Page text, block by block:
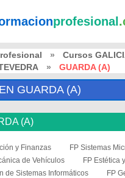
profesional
» Cursos
» GUARDA (A)
GUARDA (A)
(A)
y Finanzas
FP Sistemas
de Vehículos
FP Estética
de Sistemas Informáticos
FP